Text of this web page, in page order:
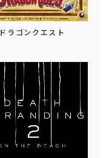
ドラゴンクエスト